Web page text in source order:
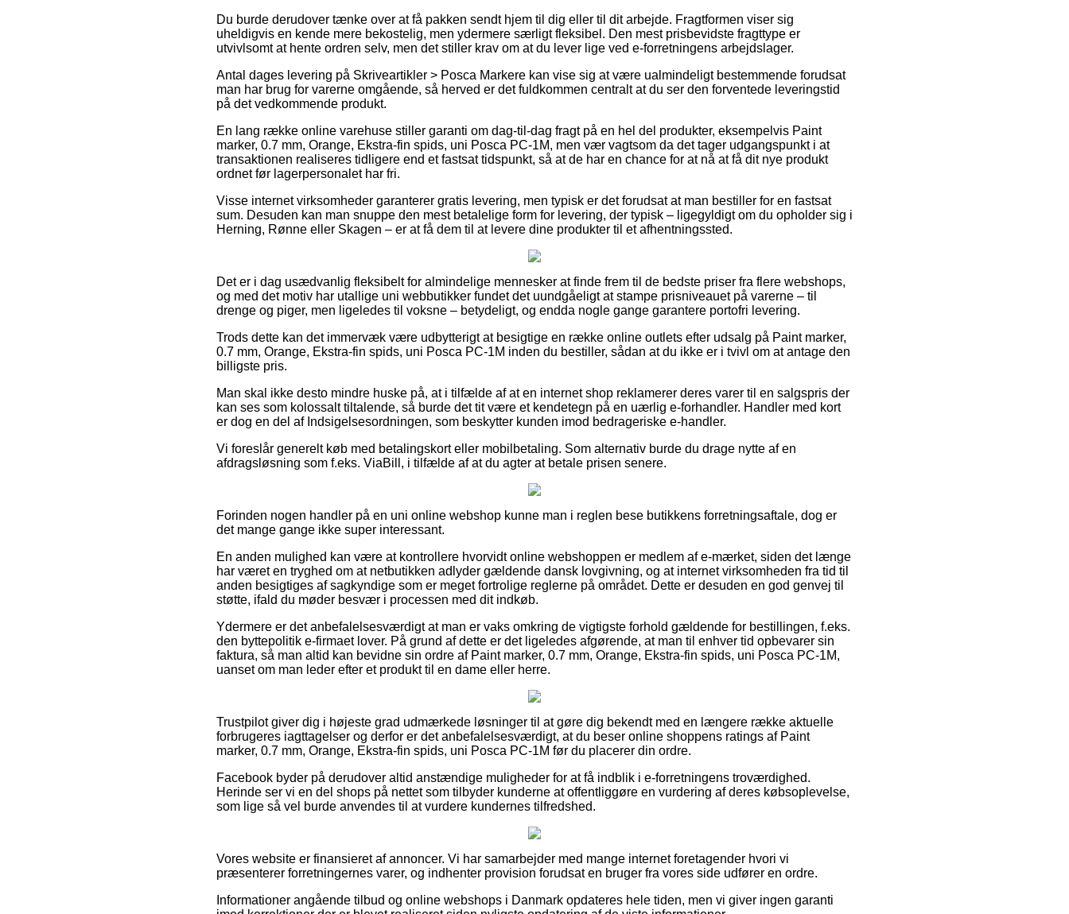
Du burde derudover tænke over at få pakken sendt hjem til dig eller til dit arbejde. Fragtformen viser sig
uheldigvis en kende mere bekostelig, men ydermere særligt fleksibel. Den mest prisbevidste fragttype er
utvivlsomt at hente ordren selv, men det stiller krav om at du lever lige ved e-forretningens arbejdslager.
Antal dages levering på Skriveartikler > Posca Markere kan vise sig at være ualmindeligt bestemmende forudsat
man har brug for varerne omgående, så herved er det fuldkommen centralt at du ser den forventede leveringstid
på det vedkommende produkt.
En lang række online varehuse stiller garanti om dag-til-dag fragt på en hel del produkter, eksempelvis Paint
marker, 0.7 mm, Orange, Ekstra-fin spids, uni Posca PC-1M, men vær vagtsom da det tager udgangspunkt i at
transaktionen realiseres tidligere end et fastsat tidspunkt, så at de har en chance for at nå at få dit nye produkt
ordnet før lagerpersonalet har fri.
Visse internet virksomheder garanterer gratis levering, men typisk er det forudsat at man bestiller for en fastsat
sum. Desuden kan man snuppe den mest betalelige form for levering, der typisk – ligegyldigt om du opholder sig i
Herning, Rønne eller Skagen – er at få dem til at levere dine produkter til et afhentningssted.
Det er i dag usædvanlig fleksibelt for almindelige mennesker at finde frem til de bedste priser fra flere webshops,
og med det motiv har utallige uni webbutikker fundet det uundgåeligt at stampe prisniveauet på varerne – til
drenge og piger, men ligeledes til voksne – betydeligt, og endda nogle gange garantere portofri levering.
Trods dette kan det immervæk være udbytterigt at besigtige en række online outlets efter udsalg på Paint marker,
0.7 mm, Orange, Ekstra-fin spids, uni Posca PC-1M inden du bestiller, sådan at du ikke er i tvivl om at antage den
billigste pris.
Man skal ikke desto mindre huske på, at i tilfælde af at en internet shop reklamerer deres varer til en salgspris der
kan ses som kolossalt tiltalende, så burde det tit være et kendetegn på en uærlig e-forhandler. Handler med kort
er dog en del af Indsigelsesordningen, som beskytter kunden imod bedrageriske e-handler.
Vi foreslår generelt køb med betalingskort eller mobilbetaling. Som alternativ burde du drage nytte af en
afdragsløsning som f.eks. ViaBill, i tilfælde af at du agter at betale prisen senere.
Forinden nogen handler på en uni online webshop kunne man i reglen bese butikkens forretningsaftale, dog er
det mange gange ikke super interessant.
En anden mulighed kan være at kontrollere hvorvidt online webshoppen er medlem af e-mærket, siden det længe
har været en tryghed om at netbutikken adlyder gældende dansk lovgivning, og at internet virksomheden fra tid til
anden besigtiges af sagkyndige som er meget fortrolige reglerne på området. Dette er desuden en god genvej til
støtte, ifald du møder besvær i processen med dit indkøb.
Ydermere er det anbefalelsesværdigt at man er vaks omkring de vigtigste forhold gældende for bestillingen, f.eks.
den byttepolitik e-firmaet lover. På grund af dette er det ligeledes afgørende, at man til enhver tid opbevarer sin
faktura, så man altid kan bevidne sin ordre af Paint marker, 0.7 mm, Orange, Ekstra-fin spids, uni Posca PC-1M,
uanset om man leder efter et produkt til en dame eller herre.
Trustpilot giver dig i højeste grad udmærkede løsninger til at gøre dig bekendt med en længere række aktuelle
forbrugeres iagttagelser og derfor er det anbefalelsesværdigt, at du beser online shoppens ratings af Paint
marker, 0.7 mm, Orange, Ekstra-fin spids, uni Posca PC-1M før du placerer din ordre.
Facebook byder på derudover altid anstændige muligheder for at få indblik i e-forretningens troværdighed.
Herinde ser vi en del shops på nettet som tilbyder kunderne at offentliggøre en vurdering af deres købsoplevelse,
som lige så vel burde anvendes til at vurdere kundernes tilfredshed.
Vores website er finansieret af annoncer. Vi har samarbejder med mange internet foretagender hvori vi
præsenterer forretningernes varer, og indhenter provision forudsat en bruger fra vores side udfører en ordre.
Informationer angående tilbud og online webshops i Danmark opdateres hele tiden, men vi giver ingen garanti